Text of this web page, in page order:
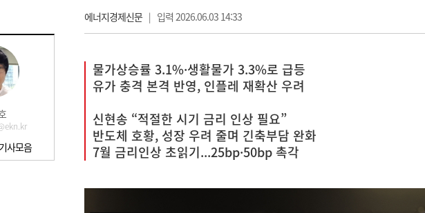
사모음
에너지경제신문| 입력 2026.06.03 14:33
물가상승률 3.1%·생활물가 3.3%로 급등
유가 충격 본격 반영, 인플레 재확산 우려
신현송 “적절한 시기 금리 인상 필요”
반도체 호황, 성장 우려 줄며 긴축부담 완화
7월 금리인상 초읽기...25bp·50bp 촉각